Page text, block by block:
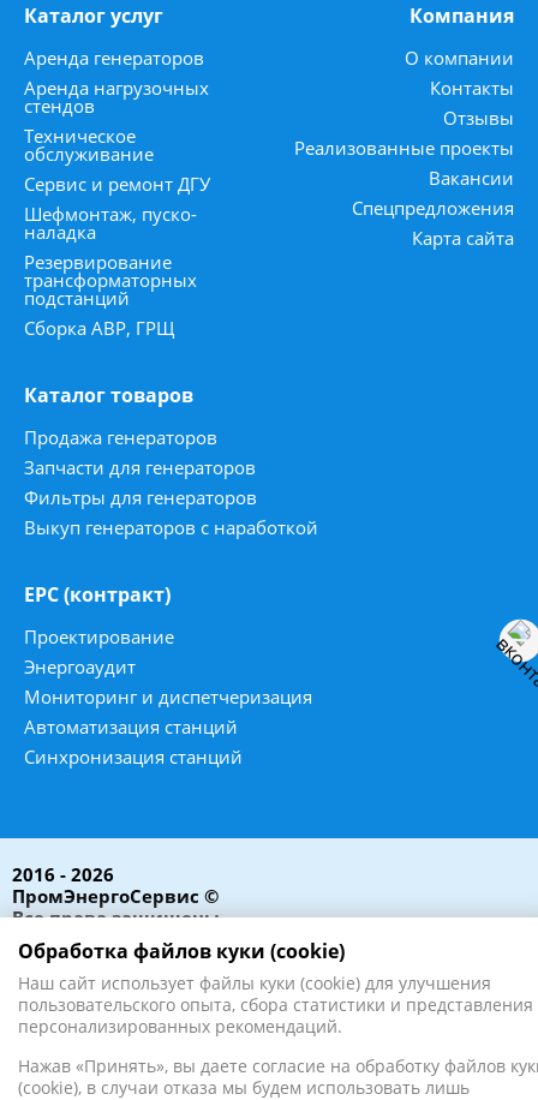
Каталог услуг
Аренда генераторов
Аренда нагрузочных
стендов
Техническое
обслуживание
Сервис и ремонт ДГУ
Шефмонтаж, пуско-
наладка
Резервирование
трансформаторных
подстанций
Сборка АВР, ГРЩ
Компания
О компании
Контакты
Отзывы
Реализованные проекты
Вакансии
Спецпредложения
Карта сайта
Каталог товаров
Продажа генераторов
Запчасти для генераторов
Фильтры для генераторов
Выкуп генераторов с наработкой
ЕРС (контракт)
Проектирование
Энергоаудит
Мониторинг и диспетчеризация
Автоматизация станций
Синхронизация станций
2016 - 2026
ПромЭнергоСервис ©
Все права защищены
Обработка файлов куки (cookie)
Наш сайт использует файлы куки (cookie) для улучшения
пользовательского опыта, сбора статистики и представления
персонализированных рекомендаций.
Нажав «Принять», вы даете согласие на обработку файлов
(cookie), в случаи отказа мы будем использовать лишь